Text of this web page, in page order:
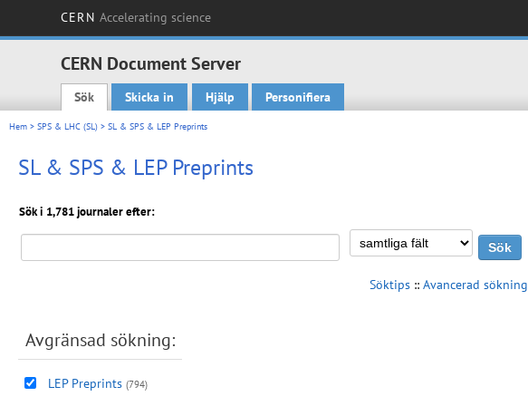
CERN Accelerating science
CERN Document Server
Main menu
Sök Skicka in Hjälp Personifiera
Hem > SPS & LHC (SL) > SL & SPS & LEP Preprints
SL & SPS & LEP Preprints
Sök i 1,781 journaler efter:
Söktips :: Avancerad sökning
Avgränsad sökning:
LEP Preprints (794)